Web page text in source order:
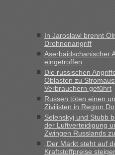
geht es am schnellsten?
„Derzeit, ist es überall sehr
Polen. Zb. Krakovets 100
Montag rüber, versuchen es
In Jaroslawl brennt
Drohnenangriff
Aserbaidschanischer
eingetroffen
Die russischen
Oblasten zu
Verbrauchern geführt
Russen töten einen
Zivilisten in Region
Selenskyj und Stubb
der Luftverteidigung
Zwingen Russlands
„Der Markt steht auf
Kraftstoffpreise